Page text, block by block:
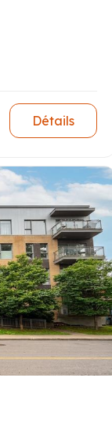
Détails